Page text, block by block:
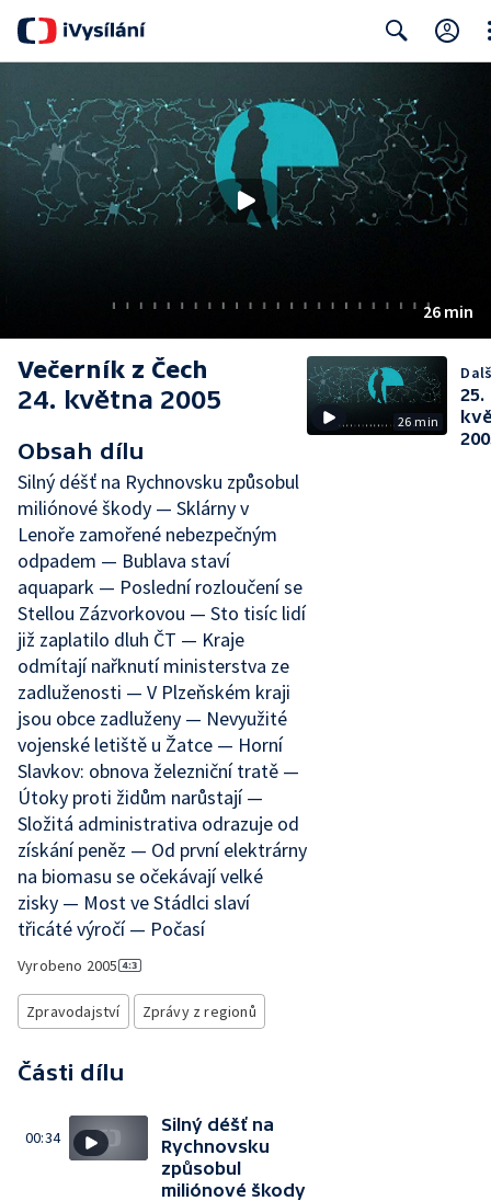
26 min
Večerník z Čech
24. května 2005
Obsah dílu
Silný déšť na Rychnovsku způsobul
miliónové škody — Sklárny v
Lenoře zamořené nebezpečným
odpadem — Bublava staví
aquapark — Poslední rozloučení se
Stellou Zázvorkovou — Sto tisíc lidí
již zaplatilo dluh ČT — Kraje
odmítají nařknutí ministerstva ze
zadluženosti — V Plzeňském kraji
jsou obce zadluženy — Nevyužité
vojenské letiště u Žatce — Horní
Slavkov: obnova železniční tratě —
Útoky proti židům narůstají —
Složitá administrativa odrazuje od
získání peněz — Od první elektrárny
na biomasu se očekávají velké
zisky — Most ve Stádlci slaví
třicáté výročí — Počasí
Vyrobeno 2005
Zpravodajství Zprávy z regionů
Části dílu
00:34
Silný déšť na
Rychnovsku
způsobul
miliónové škody
26 min
25.